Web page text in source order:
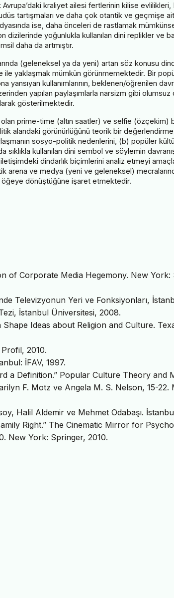
kraliyet ailesi fertlerinin kilise evlilikleri,
tartışmaları ve daha çok otantik ve geçmişe
ise, daha önceleri de rastlamak
dizilerinde yoğunlukla kullanılan dini replikler ve
daha da artmıştır.
(geleneksel ya da yeni) artan söz konusu
yaklaşmak mümkün görünmemektedir. Bir
yansıyan kullanımlarının, beklenen/öğrenilen
yapılan paylaşımlarla narsizm gibi olumsuz
gösterilmektedir.
olan prime-time (altın saatler) ve selfie (özçekim)
alandaki görünürlüğünü teorik bir değerlendirme
sosyo-politik nedenlerini, (b) popüler
kullanılan dini sembol ve söylemin
dindarlık biçimlerini analiz etmeyi
arena ve medya (yeni ve geleneksel)
öğeye dönüştüğüne işaret etmektedir.
of Corporate Media Hegemony. New
Televizyonun Yeri ve Fonksiyonları,
İstanbul Üniversitesi, 2008.
Ideas about Religion and Culture.
2010.
İFAV, 1997.
a Definition.” Popular Culture Theory and
F. Motz ve‎ Angela M. S. Nelson, 15-22.
Halil Aldemir ve Mehmet Odabaşı.
Right.” The Cinematic Mirror for
New York: Springer, 2010.